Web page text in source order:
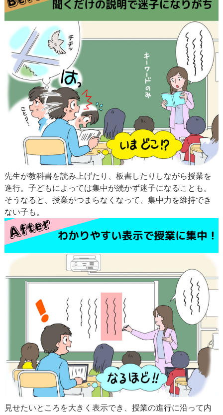
先生が教科書を読み上げたり、板書したりしながら授業を
進行。子どもによっては集中が続かず迷子になることも。
そうなると、授業がつまらなくなって、集中力を維持でき
ない子も。
見せたいところを大きく表示でき、授業の進行に沿って内